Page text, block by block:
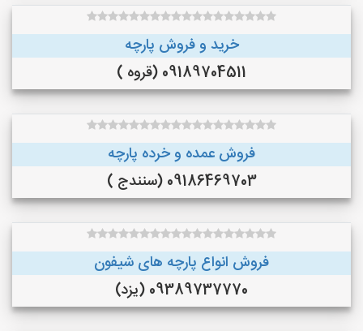
خرید و فروش پارچه
09189704511 (قروه )
فروش عمده و خرده پارچه
09186469703 (سنندج )
فروش انواع پارچه های شیفون
09389737770 (یزد)